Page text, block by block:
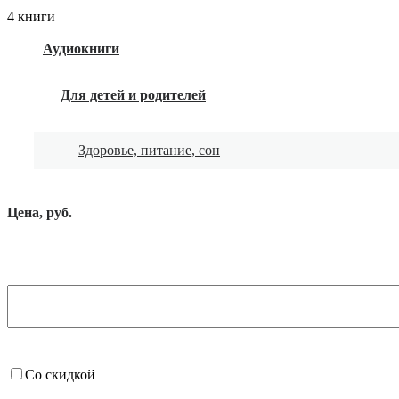
4 книги
Аудиокниги
Для детей и родителей
Здоровье, питание, сон
Цена, руб.
Со скидкой